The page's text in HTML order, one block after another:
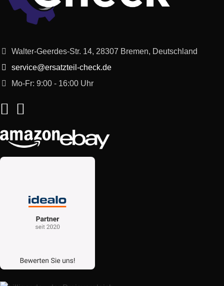
Walter-Geerdes-Str. 14, 28307 Bremen, Deutschland
service@ersatzteil-check.de
Mo-Fr: 9:00 - 16:00 Uhr